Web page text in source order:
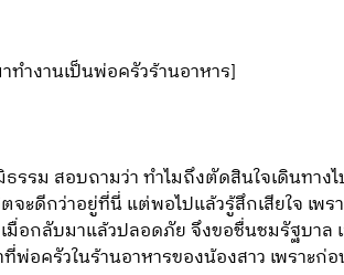
ทำงานเป็นพ่อครัวร้านอาหาร]
รรม สอบถามว่า ทำไมถึงตัดสินใจเดินทาง
จะดีกว่าอยู่ที่นี่ แต่พอไปแล้วรู้สึกเสียใจ เพ
มื่อกลับมาแล้วปลอดภัย จึงขอชื่นชมรัฐบา
พ่อครัวในร้านอาหารของน้องสาว เพราะ